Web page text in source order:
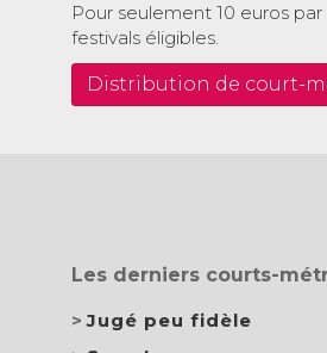
Pour seulement 10 euros
festivals éligibles.
Distribution de court-
Les derniers courts-
Jugé peu fidèle